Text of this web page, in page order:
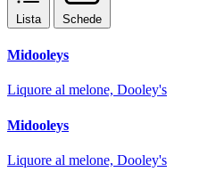
Lista Schede
Midooleys
Liquore al melone, Dooley's
Midooleys
Liquore al melone, Dooley's